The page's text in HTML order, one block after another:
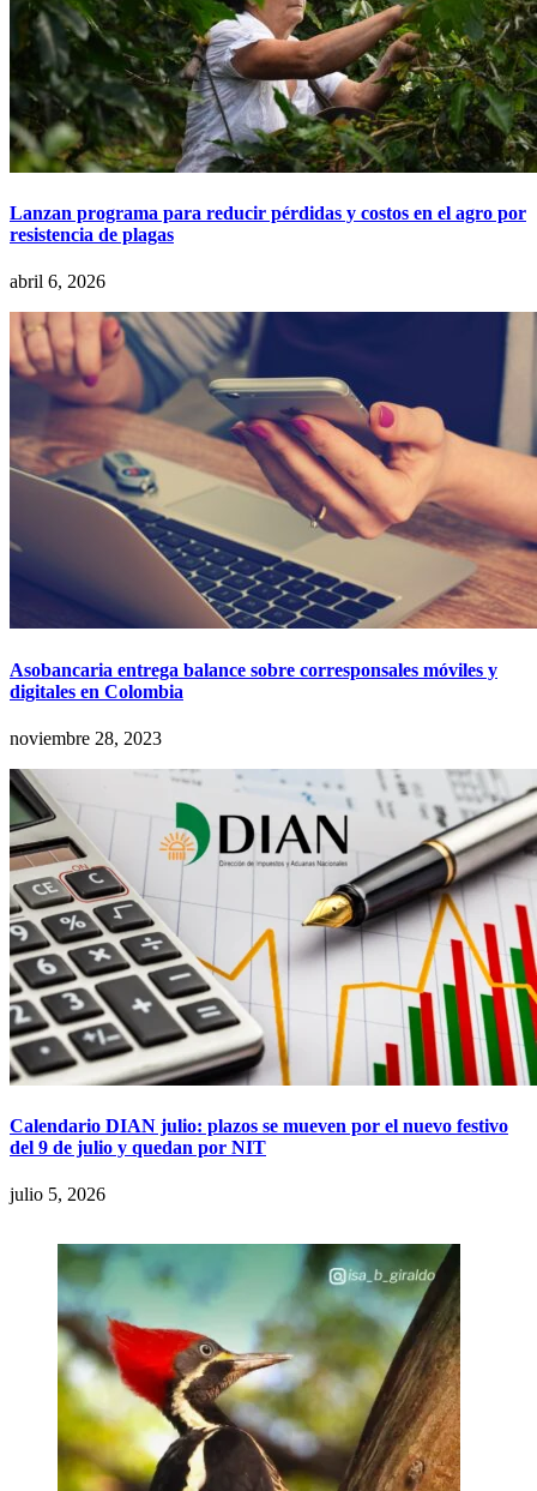
Lanzan programa para reducir pérdidas y costos en el agro por
resistencia de plagas
abril 6, 2026
Asobancaria entrega balance sobre corresponsales móviles y
digitales en Colombia
noviembre 28, 2023
Calendario DIAN julio: plazos se mueven por el nuevo festivo
del 9 de julio y quedan por NIT
julio 5, 2026